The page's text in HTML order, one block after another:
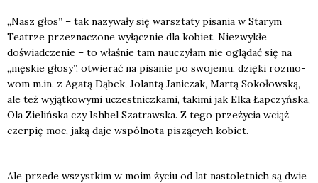
„Nasz głos” – tak nazy­wa­ły się warsz­ta­ty pisa­nia w Sta­rym
Teatrze prze­zna­czo­ne wyłącz­nie dla kobiet. Nie­zwy­kłe
doświad­cze­nie – to wła­śnie tam nauczy­łam nie oglą­dać się na
„męskie gło­sy”, otwie­rać na pisa­nie po swo­je­mu, dzię­ki roz­mo­
wom m.in. z Aga­tą Dąbek, Jolan­tą Jani­czak, Mar­tą Soko­łow­ską,
ale też wyjąt­ko­wy­mi uczest­nicz­ka­mi, taki­mi jak Elka Łap­czyń­ska,
Ola Zie­liń­ska czy Ish­bel Sza­traw­ska. Z tego prze­ży­cia wciąż
czer­pię moc, jaką daje wspól­no­ta piszą­cych kobiet.
Ale przede wszyst­kim w moim życiu od lat nasto­let­nich są dwie